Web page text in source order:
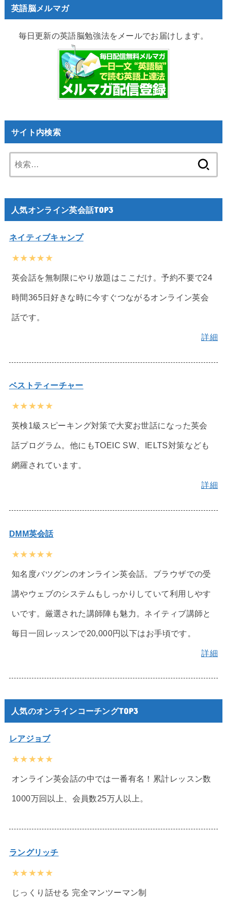
英語脳メルマガ
毎日更新の英語脳勉強法をメールでお届けします。
サイト内検索
索:
人気オンライン英会話TOP3
ネイティブキャンプ
★★★★★
英会話を無制限にやり放題はここだけ。予約不要で24
時間365日好きな時に今すぐつながるオンライン英会
話です。
詳細
ベストティーチャー
★★★★★
英検1級スピーキング対策で大変お世話になった英会
話プログラム。他にもTOEIC SW、IELTS対策なども
網羅されています。
詳細
DMM英会話
★★★★★
知名度バツグンのオンライン英会話。ブラウザでの受
講やウェブのシステムもしっかりしていて利用しやす
いです。厳選された講師陣も魅力。ネイティブ講師と
毎日一回レッスンで20,000円以下はお手頃です。
詳細
人気のオンラインコーチングTOP3
レアジョブ
★★★★★
オンライン英会話の中では一番有名！累計レッスン数
1000万回以上、会員数25万人以上。
ラングリッチ
★★★★★
じっくり話せる 完全マンツーマン制